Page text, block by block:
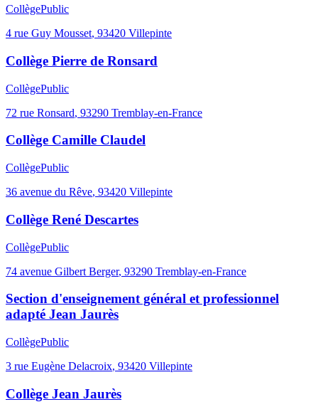
CollègePublic
4 rue Guy Mousset, 93420 Villepinte
Collège Pierre de Ronsard
CollègePublic
72 rue Ronsard, 93290 Tremblay-en-France
Collège Camille Claudel
CollègePublic
36 avenue du Rêve, 93420 Villepinte
Collège René Descartes
CollègePublic
74 avenue Gilbert Berger, 93290 Tremblay-en-France
Section d'enseignement général et professionnel
adapté Jean Jaurès
CollègePublic
3 rue Eugène Delacroix, 93420 Villepinte
Collège Jean Jaurès